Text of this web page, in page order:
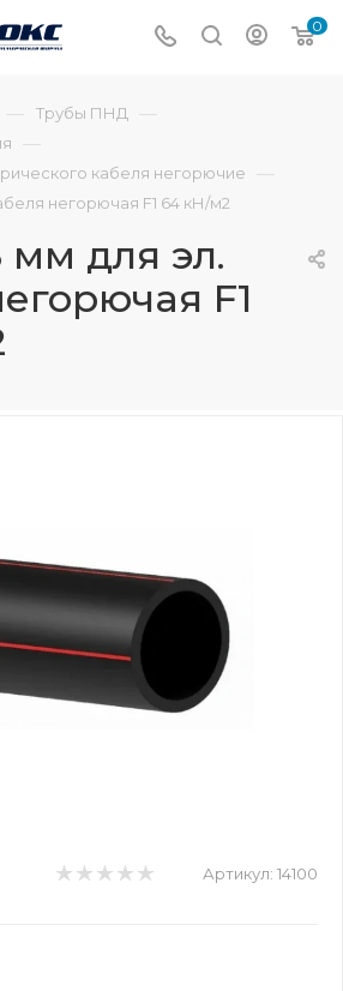
0
— Трубы ПНД —
—
кабеля негорючие —
негорючая F1 64 кН/м2
мм для эл.
F1
Артикул: 14100